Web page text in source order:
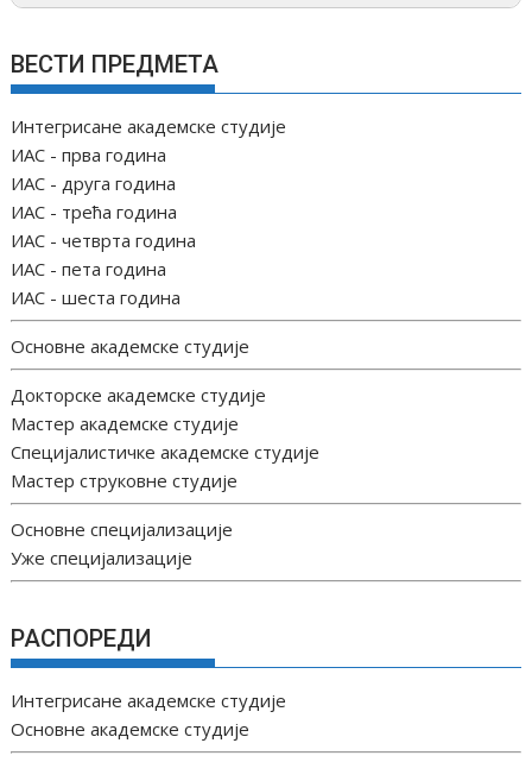
ВЕСТИ ПРЕДМЕТА
Интегрисане академске студије
ИАС - прва година
ИАС - друга година
ИАС - трећа година
ИАС - четврта година
ИАС - пета година
ИАС - шеста година
Основне академске студије
Докторске академске студије
Мастер академске студије
Специјалистичке академске студије
Мастер струковне студије
Основне специјализације
Уже специјализације
РАСПОРЕДИ
Интегрисане академске студије
Основне академске студије